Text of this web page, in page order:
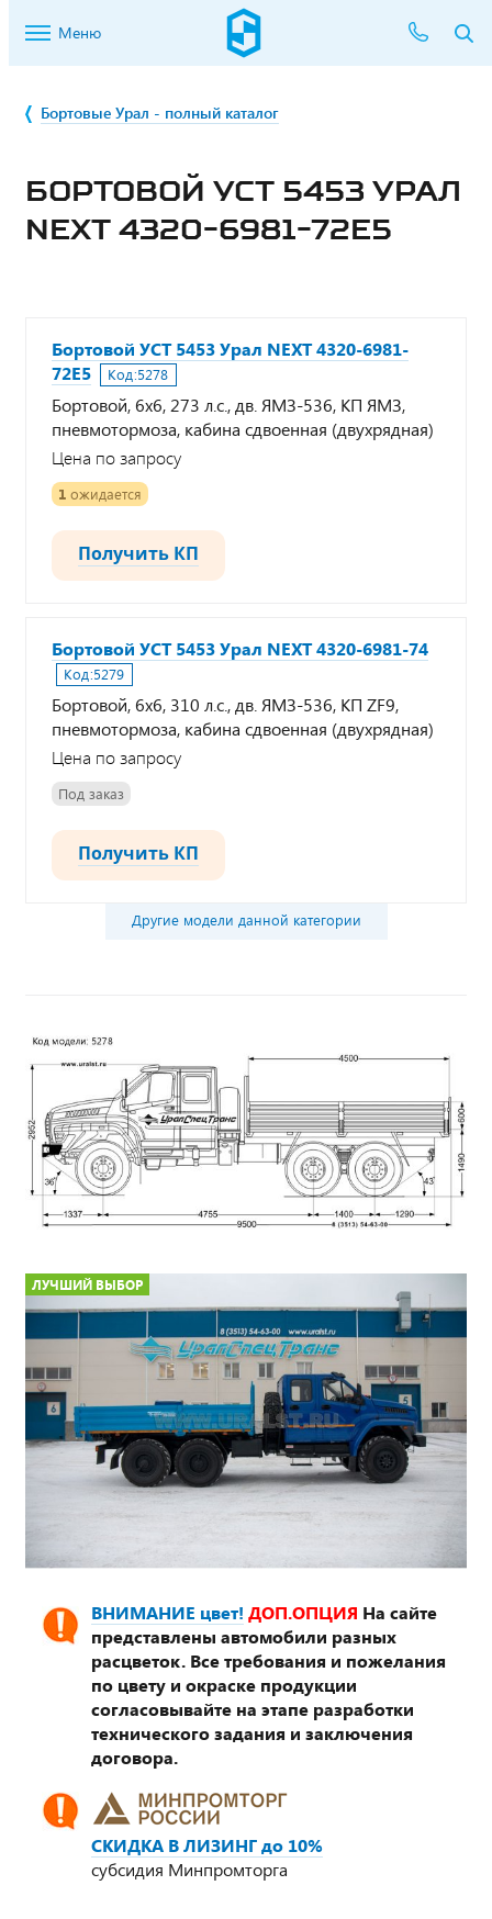
Меню
Бортовые Урал - полный каталог
БОРТОВОЙ УСТ 5453 УРАЛ
NEXT 4320-6981-72Е5
Бортовой УСТ 5453 Урал NEXT 4320-6981-
72Е5
Код:5278
Бортовой, 6х6, 273 л.с., дв. ЯМЗ-536, КП ЯМЗ,
пневмотормоза, кабина сдвоенная (двухрядная)
Цена по запросу
1 ожидается
Получить КП
Бортовой УСТ 5453 Урал NEXT 4320-6981-74
Код:5279
Бортовой, 6х6, 310 л.с., дв. ЯМЗ-536, КП ZF9,
пневмотормоза, кабина сдвоенная (двухрядная)
Цена по запросу
Под заказ
Получить КП
Другие модели данной категории
ЛУЧШИЙ ВЫБОР
ВНИМАНИЕ цвет! ДОП.ОПЦИЯ На сайте
представлены автомобили разных
расцветок. Все требования и пожелания
по цвету и окраске продукции
согласовывайте на этапе разработки
технического задания и заключения
договора.
СКИДКА В ЛИЗИНГ до 10%
субсидия Минпромторга